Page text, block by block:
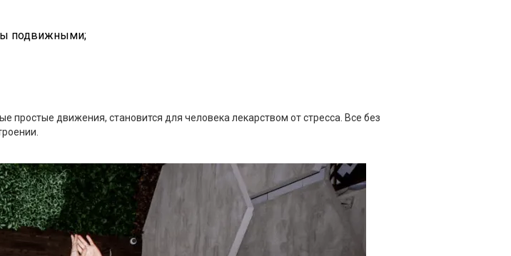
подвижными;
движения, становится для человека лекарством от стресса. Все без